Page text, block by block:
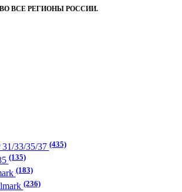
ВСЕ РЕГИОНЫ РОССИИ.
31/33/35/37(435)
(135)
(183)
(236)